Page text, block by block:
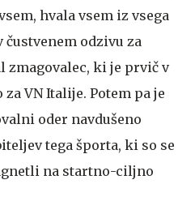
hvala vsem iz vsega
čustvenem odzivu za
ki je prvič v
VN Italije. Potem pa je
oder navdušeno
tega športa, ki so se
na startno-ciljno